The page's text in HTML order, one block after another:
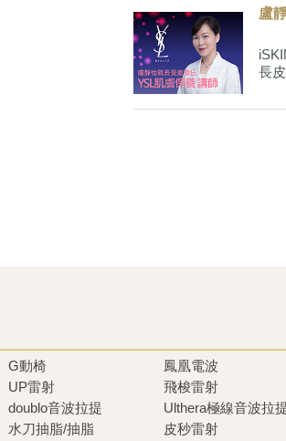
盧
長
G動椅
鳳凰電波
UP雷射
飛梭雷射
doublo音波拉提
Ulthera極線音波拉
水刀抽脂/抽脂
皮秒雷射